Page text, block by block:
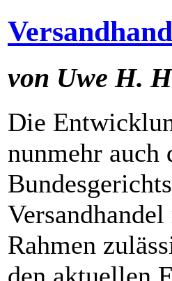
von Uwe H.
Die
nunmehr
Rahmen